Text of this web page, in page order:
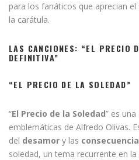
para los fanáticos que aprecian
la carátula.
LAS CANCIONES: “EL PRECIO
DEFINITIVA”
“EL PRECIO DE LA SOLEDAD”
“El Precio de la Soledad” es
emblemáticas de Alfredo Olivas.
del desamor y las
soledad, un tema recurrente en